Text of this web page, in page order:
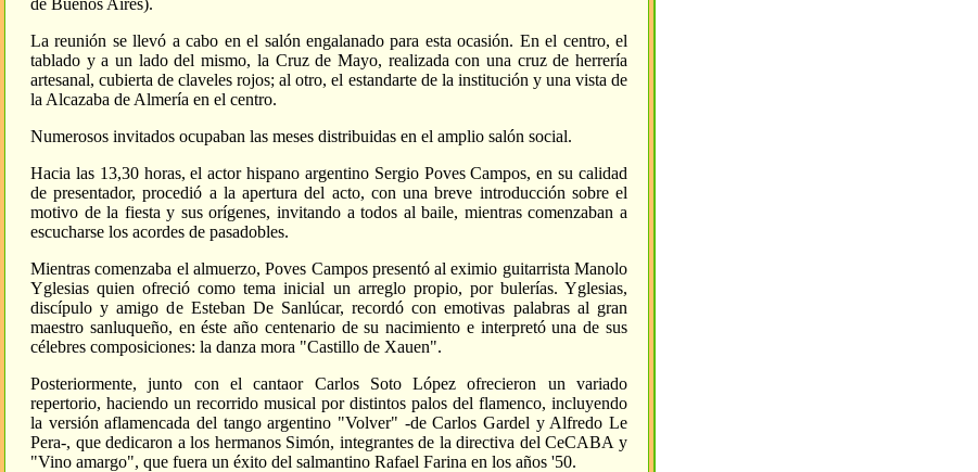
de Buenos Aires).
La reunión se llevó a cabo en el salón engalanado para esta ocasión. En el centro, el
tablado y a un lado del mismo, la Cruz de Mayo, realizada con una cruz de herrería
artesanal, cubierta de claveles rojos; al otro, el estandarte de la institución y una vista de
la Alcazaba de Almería en el centro.
Numerosos invitados ocupaban las meses distribuidas en el amplio salón social.
Hacia las 13,30 horas, el actor hispano argentino Sergio Poves Campos, en su calidad
de presentador, procedió a la apertura del acto, con una breve introducción sobre el
motivo de la fiesta y sus orígenes, invitando a todos al baile, mientras comenzaban a
escucharse los acordes de pasadobles.
Mientras comenzaba el almuerzo, Poves Campos presentó al eximio guitarrista Manolo
Yglesias quien ofreció como tema inicial un arreglo propio, por bulerías. Yglesias,
discípulo y amigo de Esteban De Sanlúcar, recordó con emotivas palabras al gran
maestro sanluqueño, en éste año centenario de su nacimiento e interpretó una de sus
célebres composiciones: la danza mora "Castillo de Xauen".
Posteriormente, junto con el cantaor Carlos Soto López ofrecieron un variado
repertorio, haciendo un recorrido musical por distintos palos del flamenco, incluyendo
la versión aflamencada del tango argentino "Volver" -de Carlos Gardel y Alfredo Le
Pera-, que dedicaron a los hermanos Simón, integrantes de la directiva del CeCABA y
"Vino amargo", que fuera un éxito del salmantino Rafael Farina en los años '50.